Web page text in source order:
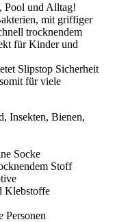
Pool und Alltag!
mit griffiger
trocknendem
für Kinder und
Slipstop Sicherheit
für viele
Insekten, Bienen,
Socke
Stoff
Klebstoffe
Personen